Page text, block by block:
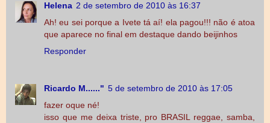
Helena 2 de setembro de 2010 às 16:37
Ah! eu sei porque a Ivete tá aí! ela pagou!!! não é atoa
que aparece no final em destaque dando beijinhos
Responder
Ricardo M......" 5 de setembro de 2010 às 17:05
fazer oque né!
isso que me deixa triste, pro BRASIL reggae, samba,